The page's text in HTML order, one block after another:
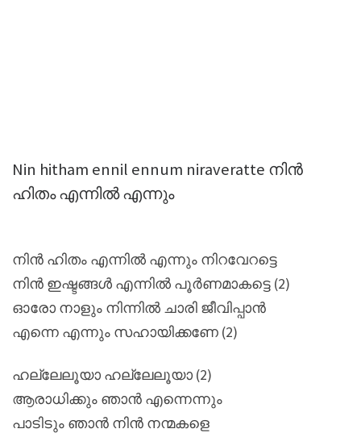
Nin hitham ennil ennum niraveratte നിൻ
ഹിതം എന്നിൽ എന്നും
നിൻ ഹിതം എന്നിൽ എന്നും നിറവേറട്ടെ
നിൻ ഇഷ്ടങ്ങൾ എന്നിൽ പൂർണമാകട്ടെ (2)
ഓരോ നാളും നിന്നിൽ ചാരി ജീവിപ്പാൻ
എന്നെ എന്നും സഹായിക്കണേ (2)
ഹല്ലേലൂയാ ഹല്ലേലൂയാ (2)
ആരാധിക്കും ഞാൻ എന്നെന്നും
പാടിടും ഞാൻ നിൻ നന്മകളെ